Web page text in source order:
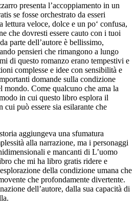
presenta l’accoppiamento in un
se fosse orchestrato da esseri
lettura veloce, dolce e un po‘ confusa,
che dovresti essere cauto con i tuoi
parte dell’autore è bellissimo,
pensieri che rimangono a lungo
di questo romanzo erano tempestivi e
complesse e idee con sensibilità e
domande sulla condizione
mondo. Come qualcuno che ama la
in cui questo libro esplora il
può essere sia esilarante che
aggiungeva una sfumatura
alla narrazione, ma i personaggi
e mancanti di L’uomo
che mi ha libro gratis ridere e
della condizione umana che
che profondamente divertente.
dell’autore, dalla sua capacità di